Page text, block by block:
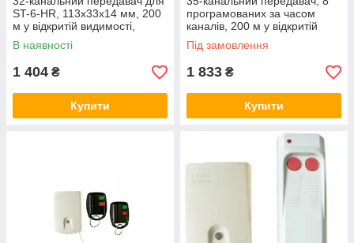
ST-6-HR, 113х33х14 мм, 200
м у відкритій видимості,
433.92 МГц Elmes CH32HT
В наявності
1 404 ₴
Купити
програмованих за часом
каналів, 200 м у відкритій
видимості, 433.92 МГ Elmes
STX
Під замовлення
1 833 ₴
Купити